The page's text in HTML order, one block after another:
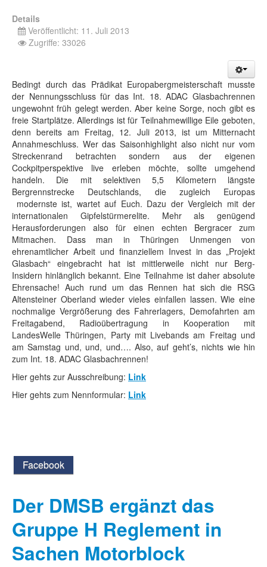
Details
Veröffentlicht: 11. Juli 2013
Zugriffe: 33026
Bedingt durch das Prädikat Europabergmeisterschaft musste
der Nennungsschluss für das Int. 18. ADAC Glasbachrennen
ungewohnt früh gelegt werden. Aber keine Sorge, noch gibt es
freie Startplätze. Allerdings ist für Teilnahmewillige Eile geboten,
denn bereits am Freitag, 12. Juli 2013, ist um Mitternacht
Annahmeschluss. Wer das Saisonhighlight also nicht nur vom
Streckenrand betrachten sondern aus der eigenen
Cockpitperspektive live erleben möchte, sollte umgehend
handeln. Die mit selektiven 5,5 Kilometern längste
Bergrennstrecke Deutschlands, die zugleich Europas
modernste ist, wartet auf Euch. Dazu der Vergleich mit der
internationalen Gipfelstürmerelite. Mehr als genügend
Herausforderungen also für einen echten Bergracer zum
Mitmachen. Dass man in Thüringen Unmengen von
ehrenamtlicher Arbeit und finanziellem Invest in das „Projekt
Glasbach“ eingebracht hat ist mittlerweile nicht nur Berg-
Insidern hinlänglich bekannt. Eine Teilnahme ist daher absolute
Ehrensache! Auch rund um das Rennen hat sich die RSG
Altensteiner Oberland wieder vieles einfallen lassen. Wie eine
nochmalige Vergrößerung des Fahrerlagers, Demofahrten am
Freitagabend, Radioübertragung in Kooperation mit
LandesWelle Thüringen, Party mit Livebands am Freitag und
am Samstag und, und, und…. Also, auf geht’s, nichts wie hin
zum Int. 18. ADAC Glasbachrennen!
Hier gehts zur Ausschreibung: Link
Hier gehts zum Nennformular: Link
Facebook
Der DMSB ergänzt das
Gruppe H Reglement in
Sachen Motorblock